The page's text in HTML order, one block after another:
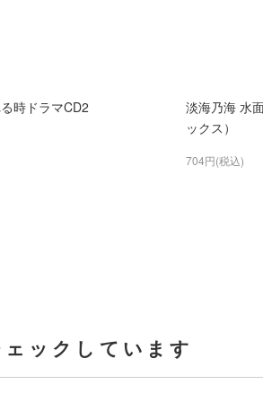
時ドラマCD2
淡海乃海 水
ックス）
704円(税込)
ックしています